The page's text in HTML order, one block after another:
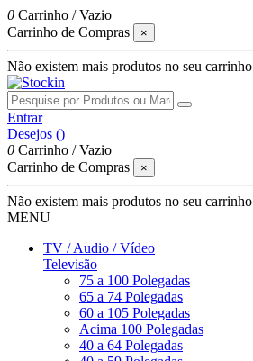
0 Carrinho /Vazio
Carrinho de Compras
×
Não existem mais produtos no seu carrinho
Entrar
Desejos ()
0 Carrinho /Vazio
Carrinho de Compras
×
Não existem mais produtos no seu carrinho
MENU
TV / Audio / Vídeo
Televisão
75 a 100 Polegadas
65 a 74 Polegadas
60 a 105 Polegadas
Acima 100 Polegadas
40 a 64 Polegadas